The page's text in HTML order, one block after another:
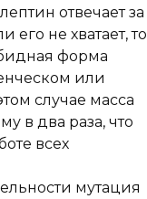
отвечает за
его не хватает, то
форма
или
случае масса
в два раза, что
всех
мутация